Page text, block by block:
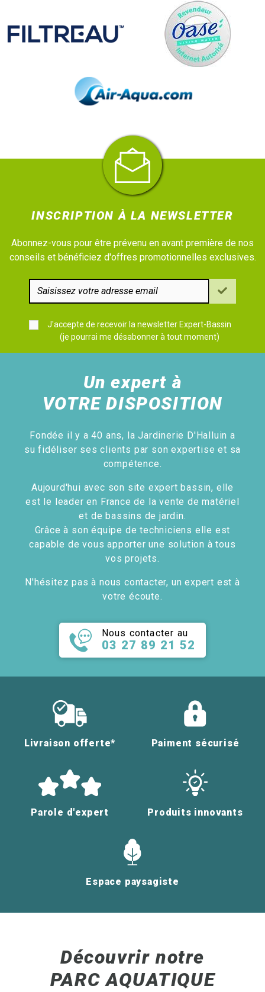
INSCRIPTION À LA NEWSLETTER
Abonnez-vous pour être prévenu en avant première de nos
conseils et bénéficiez d'offres promotionnelles exclusives.
J'accepte de recevoir la newsletter Expert-Bassin
(je pourrai me désabonner à tout moment)
Un expert à
VOTRE DISPOSITION
Fondée il y a 40 ans, la Jardinerie D'Halluin a
su fidéliser ses clients par son expertise et sa
compétence.
Aujourd'hui avec son site expert bassin, elle
est le leader en France de la vente de matériel
et de bassins de jardin.
Grâce à son équipe de techniciens elle est
capable de vous apporter une solution à tous
vos projets.
N'hésitez pas à nous contacter, un expert est à
votre écoute.
Nous contacter au
03 27 89 21 52
Livraison offerte* Paiment sécurisé
Parole d'expert Produits innovants
Espace paysagiste
Découvrir notre
PARC AQUATIQUE